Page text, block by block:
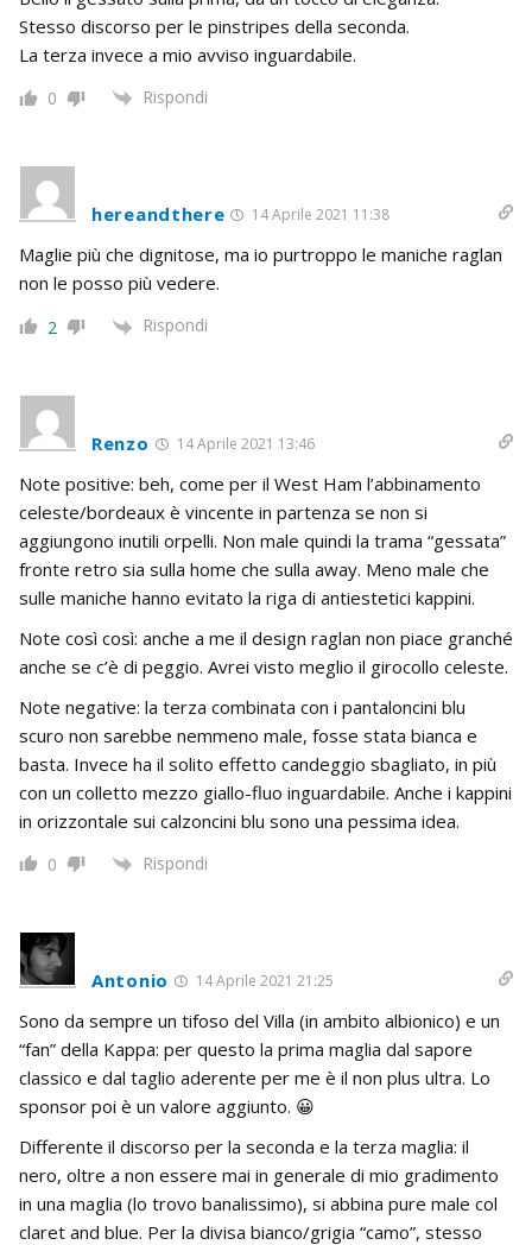
Stesso discorso per le pinstripes della seconda.
La terza invece a mio avviso inguardabile.
0 Rispondi
hereandthere 14 Aprile 2021 11:38
Maglie più che dignitose, ma io purtroppo le maniche raglan
non le posso più vedere.
2 Rispondi
Renzo 14 Aprile 2021 13:46
Note positive: beh, come per il West Ham l’abbinamento
celeste/bordeaux è vincente in partenza se non si
aggiungono inutili orpelli. Non male quindi la trama “gessata”
fronte retro sia sulla home che sulla away. Meno male che
sulle maniche hanno evitato la riga di antiestetici kappini.
Note così così: anche a me il design raglan non piace granché
anche se c’è di peggio. Avrei visto meglio il girocollo celeste.
Note negative: la terza combinata con i pantaloncini blu
scuro non sarebbe nemmeno male, fosse stata bianca e
basta. Invece ha il solito effetto candeggio sbagliato, in più
con un colletto mezzo giallo-fluo inguardabile. Anche i kappini
in orizzontale sui calzoncini blu sono una pessima idea.
0 Rispondi
Antonio 14 Aprile 2021 21:25
Sono da sempre un tifoso del Villa (in ambito albionico) e un
“fan” della Kappa: per questo la prima maglia dal sapore
classico e dal taglio aderente per me è il non plus ultra. Lo
sponsor poi è un valore aggiunto. 😀
Differente il discorso per la seconda e la terza maglia: il
nero, oltre a non essere mai in generale di mio gradimento
in una maglia (lo trovo banalissimo), si abbina pure male col
claret and blue. Per la divisa bianco/grigia “camo”, stesso